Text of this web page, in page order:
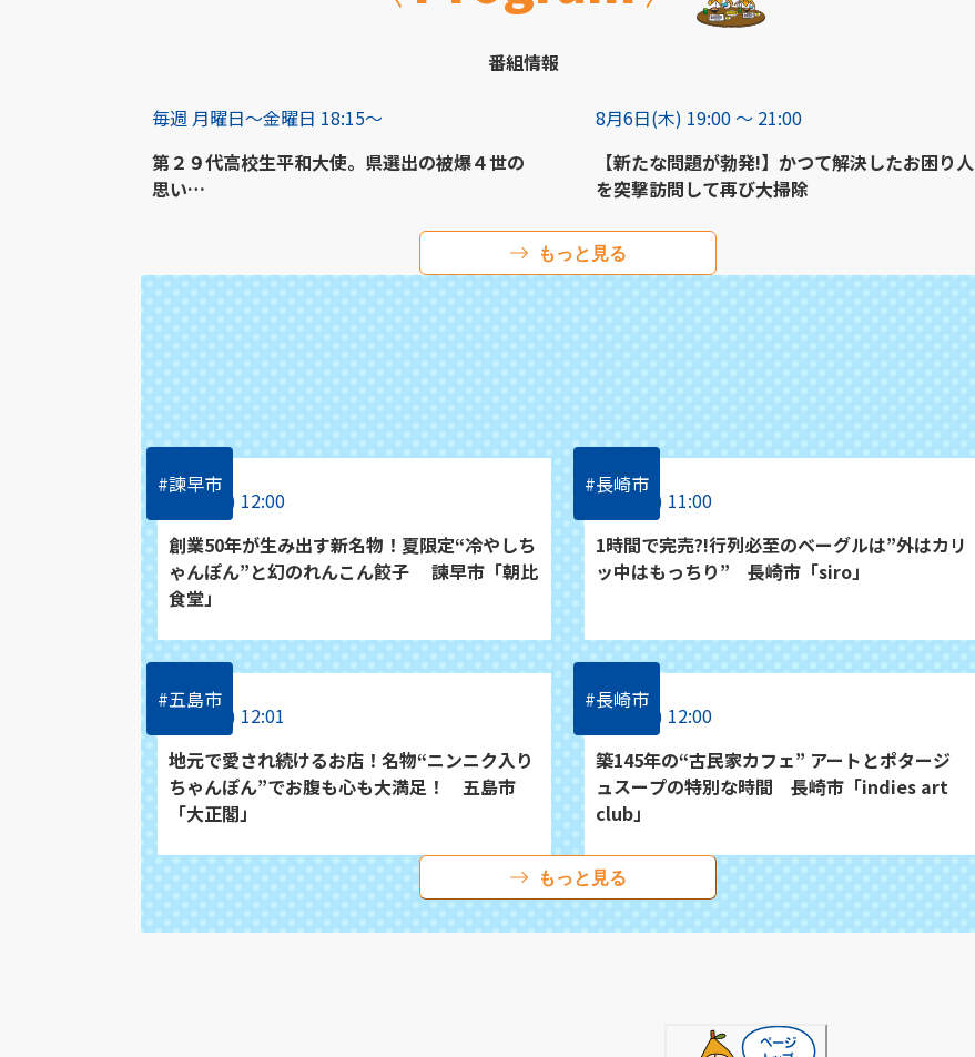
番組情報
毎週 月曜日～金曜日 18:15～
第２９代高校生平和大使。県選出の被爆４世の
思い…
8月6日(木) 19:00 〜 21:00
【新たな問題が勃発!】かつて解決したお困り人
を突撃訪問して再び大掃除
もっと見る
7/27(月) 12:00
創業50年が生み出す新名物！夏限定“冷やしち
ゃんぽん”と幻のれんこん餃子 諫早市「朝比
食堂」
#諫早市
7/26(日) 11:00
1時間で完売?!行列必至のベーグルは”外はカリ
ッ中はもっちり” 長崎市「siro」
#長崎市
7/24(金) 12:01
地元で愛され続けるお店！名物“ニンニク入り
ちゃんぽん”でお腹も心も大満足！ 五島市
「大正閣」
#五島市
7/22(水) 12:00
築145年の“古民家カフェ” アートとポタージ
ュスープの特別な時間 長崎市「indies art
club」
#長崎市
もっと見る